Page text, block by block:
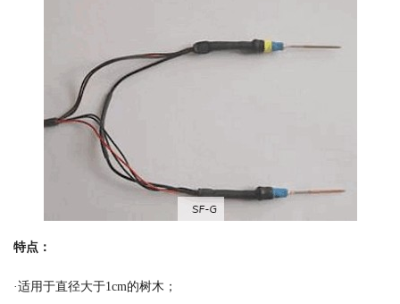
特点：
·适用于直径大于1cm的树木；